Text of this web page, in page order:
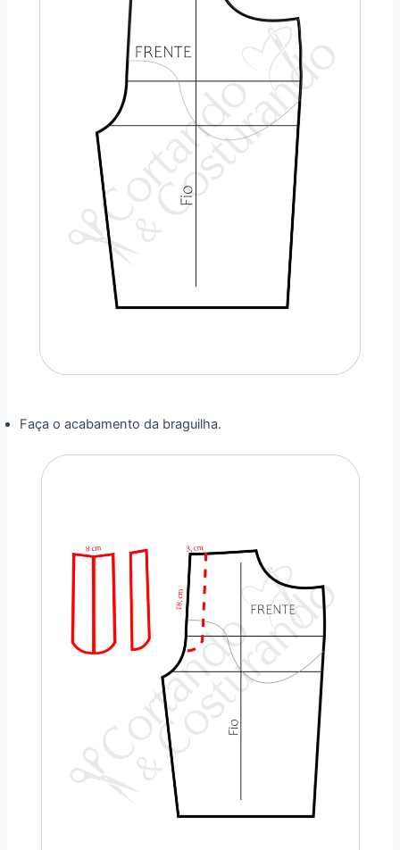
Faça o acabamento da braguilha.